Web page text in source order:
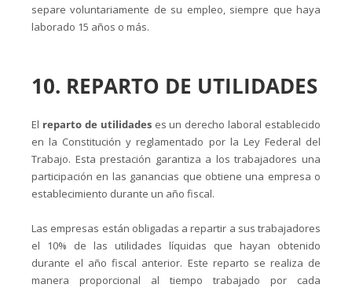
separe voluntariamente de su empleo, siempre que haya
laborado 15 años o más.
10. REPARTO DE UTILIDADES
El reparto de utilidades es un derecho laboral establecido
en la Constitución y reglamentado por la Ley Federal del
Trabajo. Esta prestación garantiza a los trabajadores una
participación en las ganancias que obtiene una empresa o
establecimiento durante un año fiscal.
Las empresas están obligadas a repartir a sus trabajadores
el 10% de las utilidades líquidas que hayan obtenido
durante el año fiscal anterior. Este reparto se realiza de
manera proporcional al tiempo trabajado por cada